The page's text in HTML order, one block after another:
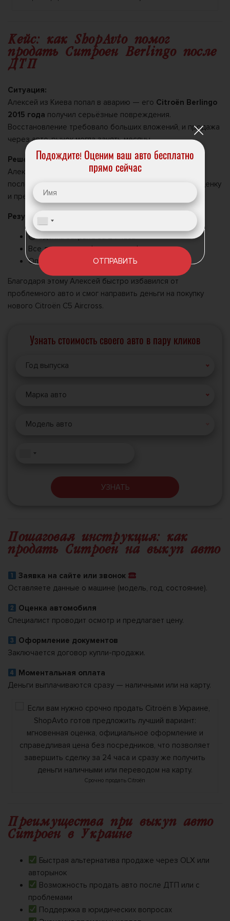
Кейc: как ShopAvto помог
продать Ситроен Berlingo после
ДТП
Ситуация:
Алексей из Киева попал в аварию — его Citroën Berlingo
2015 года получил серьёзные повреждения.
Восстановление требовало больших вложений, и продажа
через авто-рынок могла занять месяцы.
Решение:
Алексей обратился в ShopAvto. Уже через
после заявки специалист компании приехал, сделал оценку
и предложилреальную рыночную цену
Результат:
⏱ Сделка закрыта за 24 часа
Все документы оформлены официально
Оплата переведена сразу на карту
Благодаря этому Алексей быстро избавился от
проблемного авто и смог направить деньги на покупку
нового Citroën C5 Aircross.
Узнать стоимость своего авто в пару кликов
Год выпуска
Марка авто
Модель авто
УЗНАТЬ
Пошаговая инструкция: как
продать Ситроен на выкуп авто
Заявка на сайте или звонок
Оставляете данные о машине (модель, год, состояние).
Оценка автомобиля
Специалист проводит осмотр и предлагает цену.
Оформление документов
Заключается договор купли-продажи.
Моментальная оплата
Деньги выплачиваются сразу — наличными или на карту.
Срочно продать Citroën
Преимущества при выкуп авто
Ситроен в Украине
Быстрая альтернатива продаже через OLX или
авторынок
Возможность продать авто после ДТП или с
проблемами
Поддержка в юридических вопросах
Подождите! Оценим ваш авто бесплатно
прямо сейчас
ОТПРАВИТЬ